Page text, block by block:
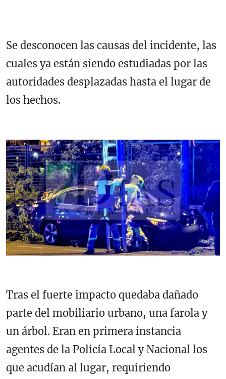
Se desconocen las causas del incidente, las
cuales ya están siendo estudiadas por las
autoridades desplazadas hasta el lugar de
los hechos.
Tras el fuerte impacto quedaba dañado
parte del mobiliario urbano, una farola y
un árbol. Eran en primera instancia
agentes de la Policía Local y Nacional los
que acudían al lugar, requiriendo